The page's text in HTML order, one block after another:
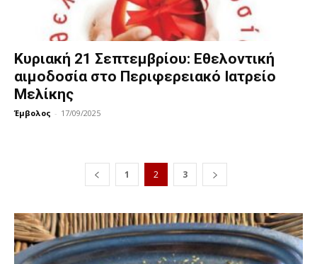
Κυριακή 21 Σεπτεμβρίου: Εθελοντική
αιμοδοσία στο Περιφερειακό Ιατρείο
Μελίκης
Έμβολος - 17/09/2025
1 2 3